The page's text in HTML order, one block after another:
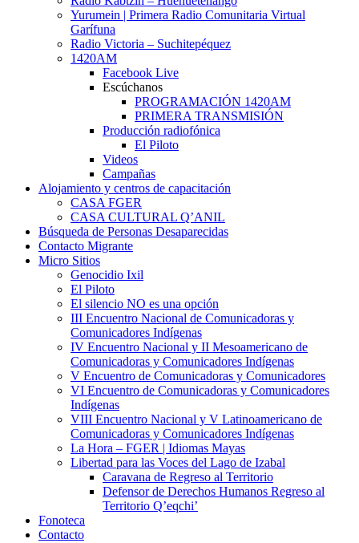
Yurumein | Primera Radio Comunitaria Virtual
Garífuna
Radio Victoria – Suchitepéquez
1420AM
Facebook Live
Escúchanos
PROGRAMACIÓN 1420AM
PRIMERA TRANSMISIÓN
Producción radiofónica
El Piloto
Videos
Campañas
Alojamiento y centros de capacitación
CASA FGER
CASA CULTURAL Q’ANIL
Búsqueda de Personas Desaparecidas
Contacto Migrante
Micro Sitios
Genocidio Ixil
El Piloto
El silencio NO es una opción
III Encuentro Nacional de Comunicadoras y
Comunicadores Indígenas
IV Encuentro Nacional y II Mesoamericano de
Comunicadoras y Comunicadores Indígenas
V Encuentro de Comunicadoras y Comunicadores
VI Encuentro de Comunicadoras y Comunicadores
Indígenas
VIII Encuentro Nacional y V Latinoamericano de
Comunicadoras y Comunicadores Indígenas
La Hora – FGER | Idiomas Mayas
Libertad para las Voces del Lago de Izabal
Caravana de Regreso al Territorio
Defensor de Derechos Humanos Regreso al
Territorio Q’eqchi’
Fonoteca
Contacto